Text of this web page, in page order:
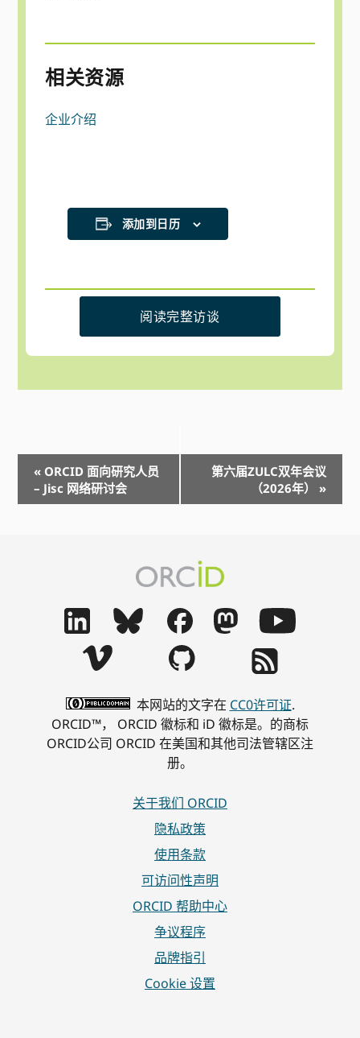
相关资源
企业介绍
添加到日历
阅读完整访谈
事
件
« ORCID 面向研究人员
– Jisc 网络研讨会
第六届ZULC双年会议
（2026年） »
本网站的文字在 CC0许可证.
ORCID™， ORCID 徽标和 iD 徽标是。的商标
ORCID公司 ORCID 在美国和其他司法管辖区注
册。
关于我们 ORCID
隐私政策
使用条款
可访问性声明
ORCID 帮助中心
争议程序
品牌指引
Cookie 设置